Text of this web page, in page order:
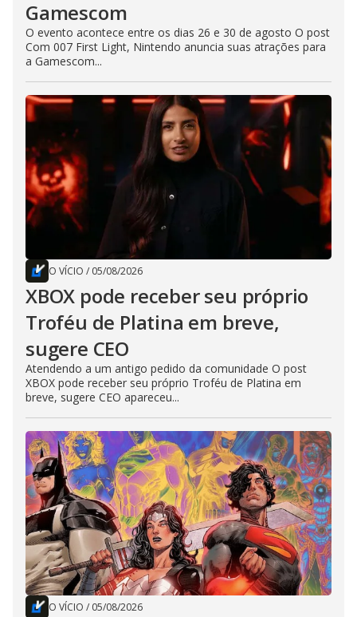
Gamescom
O evento acontece entre os dias 26 e 30 de agosto O post
Com 007 First Light, Nintendo anuncia suas atrações para
a Gamescom...
O VÍCIO / 05/08/2026
XBOX pode receber seu próprio
Troféu de Platina em breve,
sugere CEO
Atendendo a um antigo pedido da comunidade O post
XBOX pode receber seu próprio Troféu de Platina em
breve, sugere CEO apareceu...
O VÍCIO / 05/08/2026